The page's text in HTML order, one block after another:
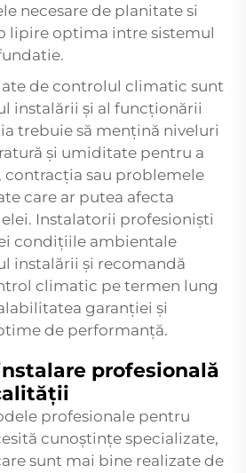
necesare de planitate si
lipire optima intre sistemul
de controlul climatic sunt
instalării și al funcționării
trebuie să mențină niveluri
și umiditate pentru a
contracția sau problemele
care ar putea afecta
Instalatorii profesioniști
condițiile ambientale
instalării și recomandă
climatic pe termen lung
garanției și
de performanță.
profesională
profesionale pentru
cunoștințe specializate,
sunt mai bine realizate de